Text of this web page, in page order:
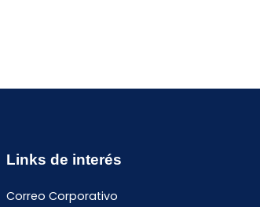
Links de interés
Correo Corporativo